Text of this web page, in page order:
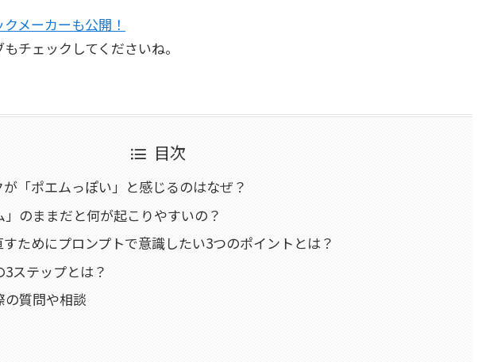
メーカーも公開！
チェックしてくださいね。
目次
「ポエムっぽい」と感じるのはなぜ？
のままだと何が起こりやすいの？
ためにプロンプトで意識したい3つのポイントとは？
ステップとは？
の質問や相談